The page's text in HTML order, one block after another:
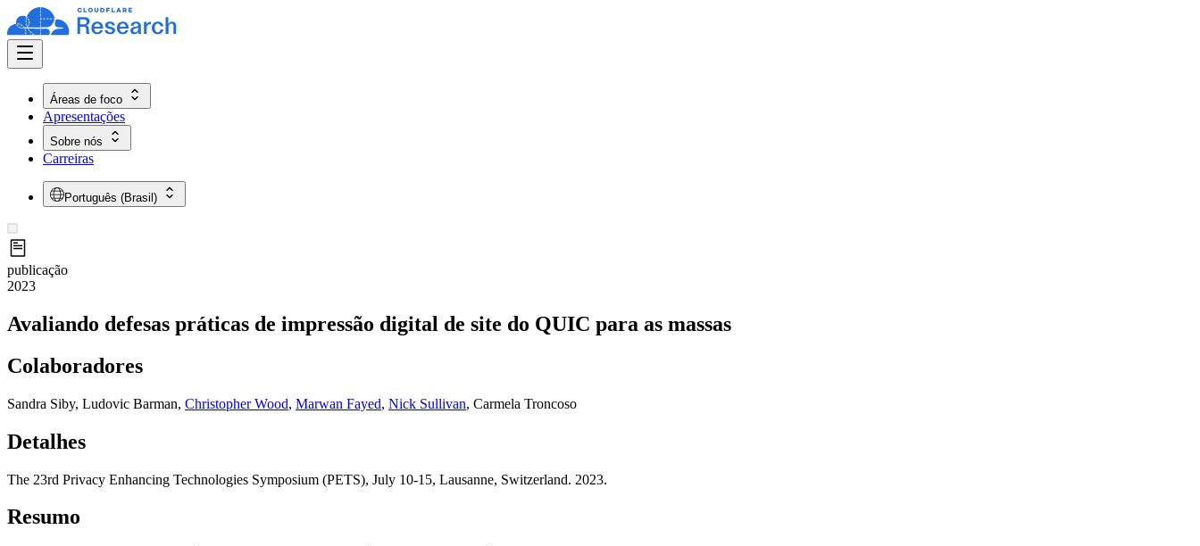
Áreas de foco
Apresentações
Sobre nós
Carreiras
Português (Brasil)
publicação
2023
Avaliando defesas práticas de impressão digital de site do QUIC para as massas
Colaboradores
Sandra Siby, Ludovic Barman, Christopher Wood, Marwan Fayed, Nick Sullivan, Carmela Troncoso
Detalhes
The 23rd Privacy Enhancing Technologies Symposium (PETS), July 10-15, Lausanne, Switzerland. 2023.
Resumo